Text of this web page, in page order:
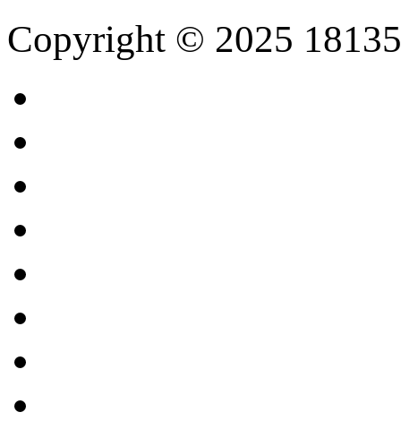
Copyright © 2025